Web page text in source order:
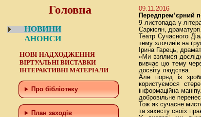
Головна
НОВИНИ
АНОНСИ
НОВІ НАДХОДЖЕННЯ
ВІРТУАЛЬНІ ВИСТАВКИ
ІНТЕРАКТИВНІ МАТЕРІАЛИ
Про бібліотеку
План заходів
09.11.2016
Передпрем’єрний
9 листопада у
Саркісян,
Театр Сучасного
тему злочинів на
Ірина Гарець,
«Ми взялися
вивчає цю тему
досвіту людства.
Але поряд із
користуємося
інформаційна
добровільне
Тож як сучасне
та захисту своїх